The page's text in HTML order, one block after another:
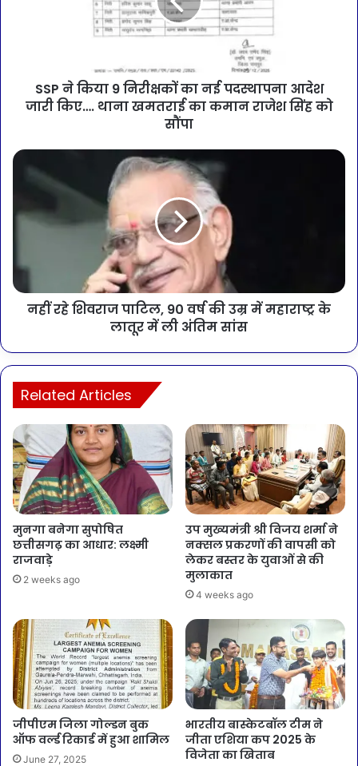
SSP ने किया 9 निरीक्षकों का नई पदस्थापना आदेश
जारी किए…. थाना खमतराई का कमान राजेश सिंह को
सौंपा
नहीं रहे शिवराज पाटिल, 90 वर्ष की उम्र में महाराष्ट्र के
लातूर में ली अंतिम सांस
Related Articles
मुनगा बनेगा सुपोषित
छत्तीसगढ़ का आधार: लक्ष्मी
राजवाड़े
2 weeks ago
उप मुख्यमंत्री श्री विजय शर्मा ने
नक्सल प्रकरणों की वापसी को
लेकर बस्तर के युवाओं से की
मुलाकात
4 weeks ago
जीपीएम जिला गोल्डन बुक
ऑफ वर्ल्ड रिकार्ड में हुआ शामिल
June 27, 2025
भारतीय बास्केटबॉल टीम ने
जीता एशिया कप 2025 के
विजेता का खिताब